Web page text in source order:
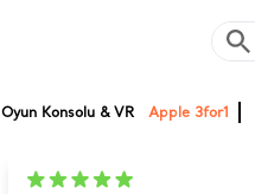
Oyun Konsolu & VR Apple 3for1